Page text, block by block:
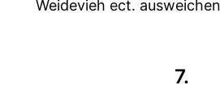
Weidevieh ect.
7.